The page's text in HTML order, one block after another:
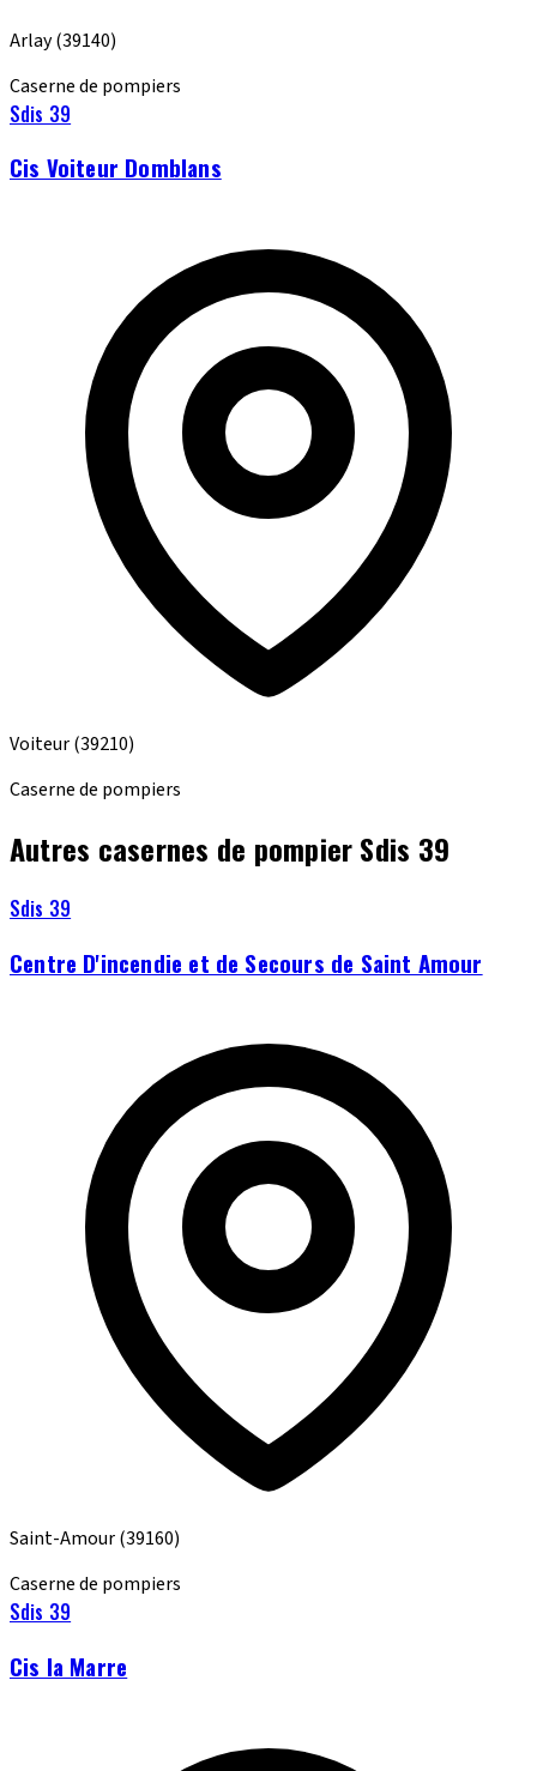
Arlay(39140)
Caserne de pompiers
Sdis 39
Cis Voiteur Domblans
Voiteur(39210)
Caserne de pompiers
Autres casernes de pompier Sdis 39
Sdis 39
Centre D'incendie et de Secours de Saint Amour
Saint-Amour(39160)
Caserne de pompiers
Sdis 39
Cis la Marre